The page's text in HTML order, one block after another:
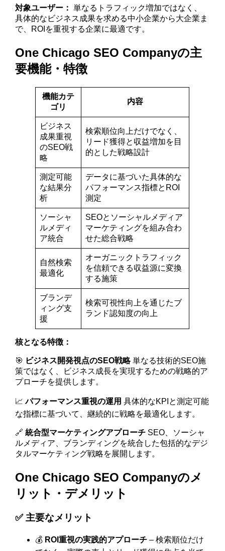
対象ユーザー： 単なるトラフィック増加ではなく、
具体的なビジネス成果を求める中小企業から大企業ま
で、ROIを重視する企業に最適です。
One Chicago SEO Companyの主
要機能・特徴
機能カテ
ゴリ
内容
ビジネス
成果重視
のSEO戦
略
検索順位向上だけでなく、
リード獲得と収益増加を目
的とした戦略設計
測定可能
な結果分
析
データに基づいた具体的な
パフォーマンス指標とROI
測定
ソーシャ
ルメディ
ア統合
SEOとソーシャルメディア
マーケティングを組み合わ
せた総合戦略
自然検索
最適化
オーガニックトラフィック
を信頼できる収益源に変換
する施策
ブランデ
ィング支
援
検索可視性向上を通じたブ
ランド認知度の向上
核となる特徴：
🎯 ビジネス開発視点のSEO戦略単なる技術的SEO施
策ではなく、ビジネス成長を実現するための戦略的ア
プローチを提供します。
📈パフォーマンス重視の運用 具体的なKPIと測定可能
な指標に基づいて、継続的に戦略を最適化します。
🔗統合型マーケティングアプローチ SEO、ソーシャ
ルメディア、ブランディングを統合した包括的なデジ
タルマーケティング戦略を展開します。
One Chicago SEO Companyのメ
リット・デメリット
✅ 主要なメリット
💰 ROI重視の実践的アプローチ – 検索順位だけ